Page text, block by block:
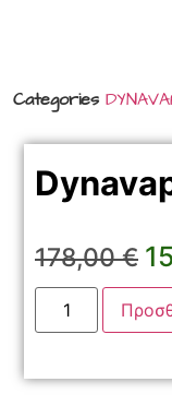
Categories
178,00€